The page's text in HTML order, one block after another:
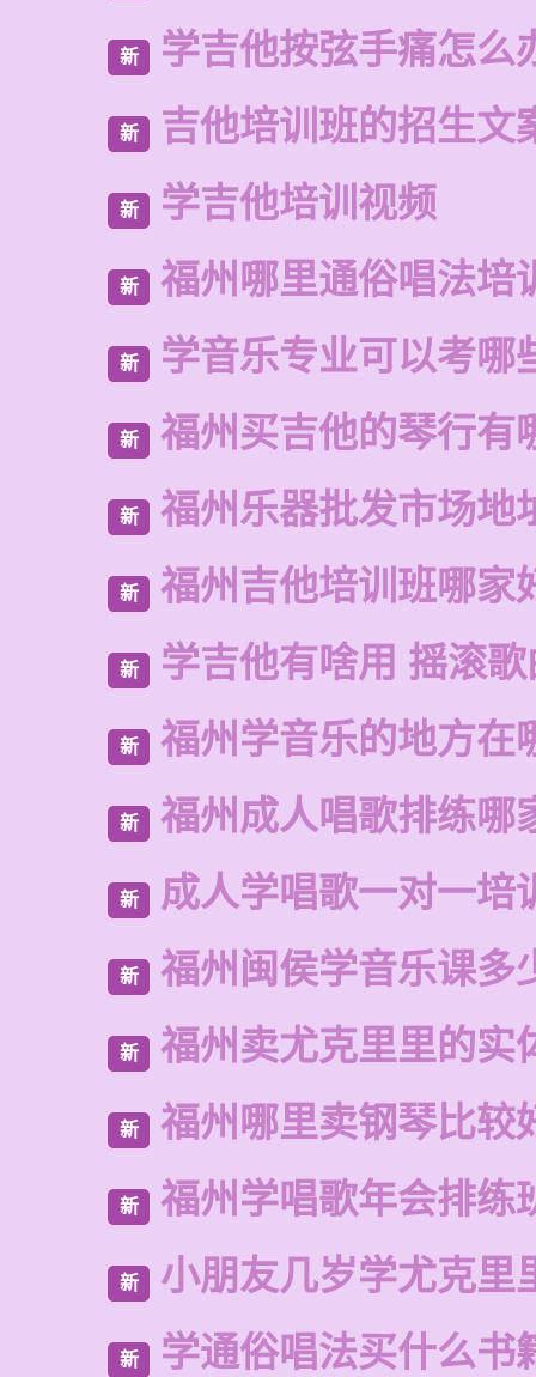
新 学吉他按弦手痛怎么
新 吉他培训班的招生文
新 学吉他培训视频
新 福州哪里通俗唱法培
新 学音乐专业可以考哪
新 福州买吉他的琴行有
新 福州乐器批发市场地
新 福州吉他培训班哪家
新 学吉他有啥用 摇滚歌
新 福州学音乐的地方在
新 福州成人唱歌排练哪
新 成人学唱歌一对一培
新 福州闽侯学音乐课多
新 福州卖尤克里里的实
新 福州哪里卖钢琴比较
新 福州学唱歌年会排练
新 小朋友几岁学尤克里
新 学通俗唱法买什么书